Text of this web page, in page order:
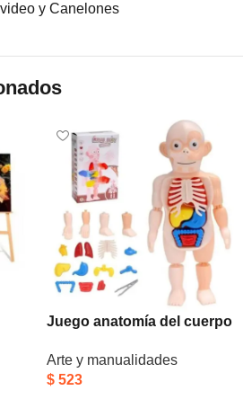
y Canelones
Juego anatomía del cuerpo
Arte y manualidades
$ 523